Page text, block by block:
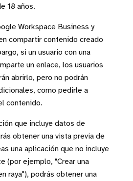
18 años.
Workspace Business y
compartir contenido creado
si un usuario con una
un enlace, los usuarios
abrirlo, pero no podrán
como pedirle a
contenido.
que incluye datos de
obtener una vista previa de
una aplicación que no incluye
(por ejemplo, "Crear una
raya"), podrás obtener una